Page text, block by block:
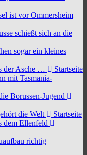
ist vor Ommersheim
schießt sich an die
sogar ein kleines
der Asche …
Startseite
mit Tasmania-
Borussen-Jugend
die Welt
Startseite
dem Ellenfeld
richtig